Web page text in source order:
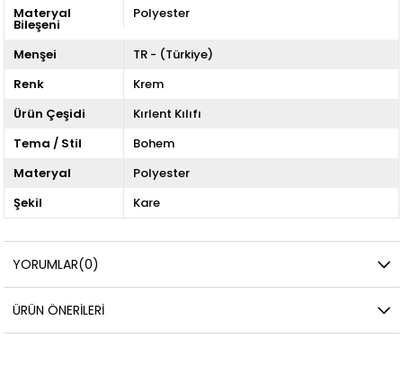
Materyal
Bileşeni
Polyester
Menşei
TR - (Türkiye)
Renk
Krem
Ürün Çeşidi
Kırlent Kılıfı
Tema / Stil
Bohem
Materyal
Polyester
Şekil
Kare
YORUMLAR(0)
ÜRÜN ÖNERILERI